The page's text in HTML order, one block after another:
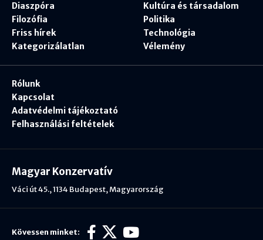
Diaszpóra
Filozófia
Friss hírek
Kategorizálatlan
Kultúra és társadalom
Politika
Technológia
Vélemény
Rólunk
Kapcsolat
Adatvédelmi tájékoztató
Felhasználási feltételek
Kövessen minket:
Magyar Konzervatív
Váci út 45., 1134 Budapest, Magyarország